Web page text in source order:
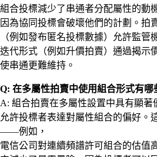
組合投標減少了串通者分配屬性的動
因為協同投標會破壞他們的計劃。拍
（例如發布匿名投標數據）允許監管
迭代形式（例如升價拍賣）通過揭示
使串通更難維持。
Q: 在多屬性拍賣中使用組合形式有哪
A: 組合拍賣在多屬性設置中具有顯著
允許投標者表達對屬性組合的偏好。
——例如，
電信公司對連續頻譜許可組合的估值